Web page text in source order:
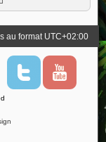
au format UTC+02:00
T
i
Y
u